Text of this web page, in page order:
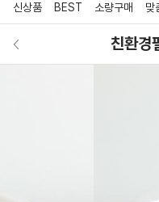
신상품 BEST 소량구매 맞
친환경